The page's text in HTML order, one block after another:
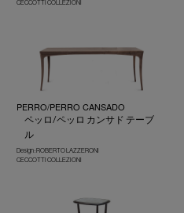
CECCOTTI COLLEZIONI
PERRO/PERRO CANSADO
ペッロ/ペッロ カンサド テーブ
ル
Design : ROBERTO LAZZERONI
CECCOTTI COLLEZIONI